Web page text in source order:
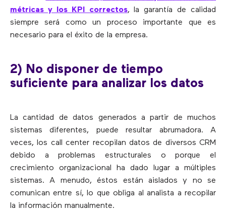
métricas y los KPI correctos, la garantía de calidad
siempre será como un proceso importante que es
necesario para el éxito de la empresa.
2) No disponer de tiempo
suficiente para analizar los datos
La cantidad de datos generados a partir de muchos
sistemas diferentes, puede resultar abrumadora. A
veces, los call center recopilan datos de diversos CRM
debido a problemas estructurales o porque el
crecimiento organizacional ha dado lugar a múltiples
sistemas. A menudo, éstos están aislados y no se
comunican entre sí, lo que obliga al analista a recopilar
la información manualmente.